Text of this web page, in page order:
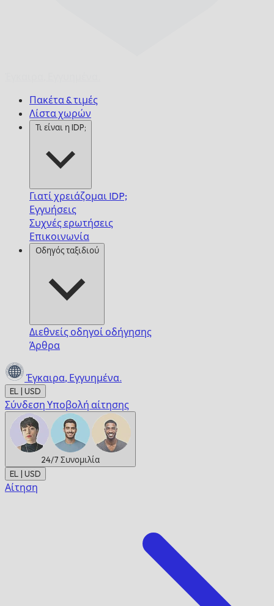
Πακέτα & τιμές
Λίστα χωρών
Τι είναι η IDP;
Γιατί χρειάζομαι IDP;
Εγγυήσεις
Συχνές ερωτήσεις
Επικοινωνία
Οδηγός ταξιδιού
Διεθνείς οδηγοί οδήγησης
Άρθρα
Έγκαιρα, Εγγυημένα.
EL | USD
Σύνδεση Υποβολή αίτησης
24/7 Συνομιλία
EL | USD
Αίτηση